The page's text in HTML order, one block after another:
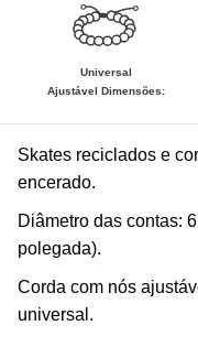
Universal
Ajustável Dimensões:
Skates reciclados e
encerado.
Diâmetro das contas:
polegada).
Corda com nós
universal.